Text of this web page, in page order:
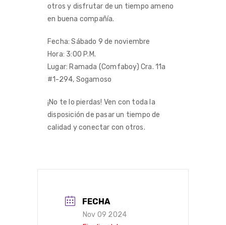
otros y disfrutar de un tiempo ameno
en buena compañía.
Fecha: Sábado 9 de noviembre
Hora: 3:00 P.M.
Lugar: Ramada (Comfaboy) Cra. 11a
#1-294, Sogamoso
¡No te lo pierdas! Ven con toda la
disposición de pasar un tiempo de
calidad y conectar con otros.
FECHA
Nov 09 2024